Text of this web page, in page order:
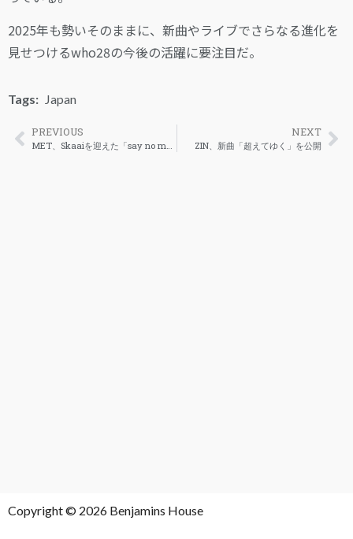
2025年も勢いそのままに、新曲やライブでさらなる進化を
見せつけるwho28の今後の活躍に要注目だ。
Tags: Japan
PREVIOUS
MET、Skaaiを迎えた「say no more」をリリース
NEXT
ZIN、新曲「超えてゆく」を公開
Copyright © 2026 Benjamins House